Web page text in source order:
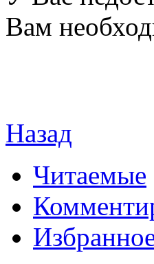
Вам
Назад
Читаемые